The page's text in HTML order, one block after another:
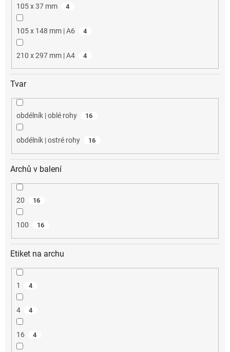
105 x 37 mm 4
105 x 148 mm | A6 4
210 x 297 mm | A4 4
Tvar
obdélník | oblé rohy 16
obdélník | ostré rohy 16
Archů v balení
20 16
100 16
Etiket na archu
1 4
4 4
16 4